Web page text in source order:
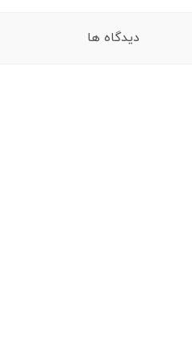
دیدگاه ها